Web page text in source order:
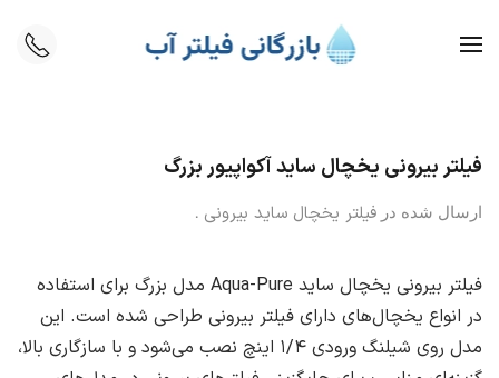
Skip to main content
فیلتر بیرونی یخچال ساید آکواپیور بزرگ
ارسال شده در فیلتر یخچال ساید بیرونی .
فیلتر بیرونی یخچال ساید Aqua-Pure مدل بزرگ برای استفاده
در انواع یخچال‌های دارای فیلتر بیرونی طراحی شده است. این
مدل روی شیلنگ ورودی ۱/۴ اینچ نصب می‌شود و با سازگاری بالا،